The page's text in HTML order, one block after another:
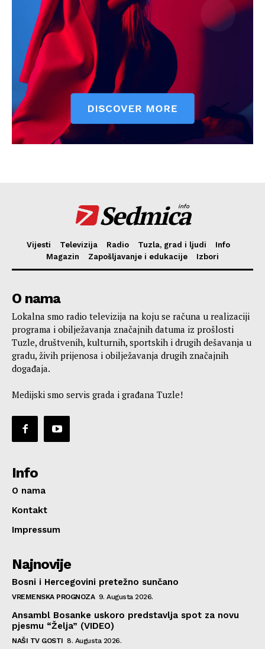
Sedmica
info
Vijesti Televizija Radio Tuzla, grad i ljudi
Info
Magazin
Zapošljavanje i edukacije Izbori
O nama
Lokalna smo radio televizija na koju se računa u realizaciji
programa i obilježavanja značajnih datuma iz prošlosti
Tuzle, društvenih, kulturnih, sportskih i drugih dešavanja u
gradu, živih prijenosa i obilježavanja drugih značajnih
događaja.
Medijski smo servis grada i građana Tuzle!
Info
O nama
Kontakt
Impressum
Najnovije
Bosni i Hercegovini pretežno sunčano
VREMENSKA PROGNOZA 9. Augusta 2026.
Ansambl Bosanke uskoro predstavlja spot za novu
pjesmu “Želja” (VIDEO)
NAŠI TV GOSTI 8. Augusta 2026.